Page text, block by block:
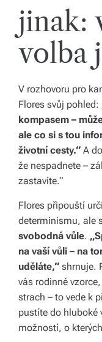
jinak:
volba
V rozhovoru pro
Flores svůj pohled:
kompasem –
ale co si s tou
životní cesty.“ A
že nespadnete –
zastavíte.“
Flores připouští
determinismu, ale
svobodná vůle.
na vaší vůli – na
uděláte,“ shrnuje.
vás rodinné
strach – to vede k
pustíte do hluboké
možností, o